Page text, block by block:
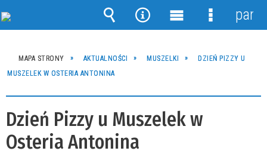
MAPA STRONY AKTUALNOŚCI MUSZELKI
DZIEŃ PIZZY U
MUSZELEK W OSTERIA ANTONINA
Dzień Pizzy u Muszelek w
Osteria Antonina
Wyszukiwarka
Narzędzia
MenuMenu
panel